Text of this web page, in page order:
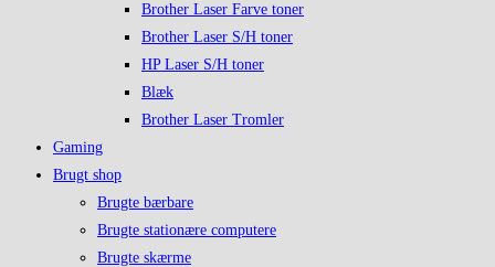
Brother Laser Farve toner
Brother Laser S/H toner
HP Laser S/H toner
Blæk
Brother Laser Tromler
Gaming
Brugt shop
Brugte bærbare
Brugte stationære computere
Brugte skærme